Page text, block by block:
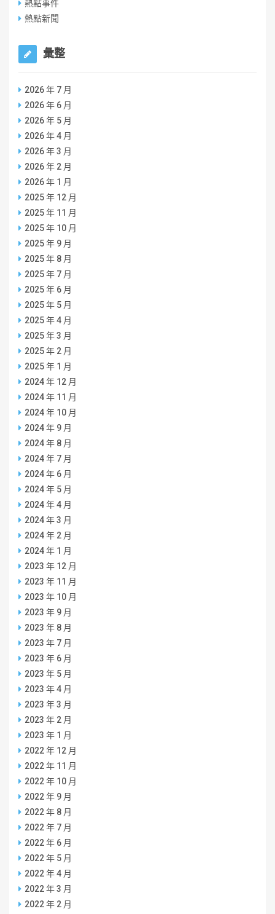
熱點事件
熱點新聞
彙整
2026 年 7 月
2026 年 6 月
2026 年 5 月
2026 年 4 月
2026 年 3 月
2026 年 2 月
2026 年 1 月
2025 年 12 月
2025 年 11 月
2025 年 10 月
2025 年 9 月
2025 年 8 月
2025 年 7 月
2025 年 6 月
2025 年 5 月
2025 年 4 月
2025 年 3 月
2025 年 2 月
2025 年 1 月
2024 年 12 月
2024 年 11 月
2024 年 10 月
2024 年 9 月
2024 年 8 月
2024 年 7 月
2024 年 6 月
2024 年 5 月
2024 年 4 月
2024 年 3 月
2024 年 2 月
2024 年 1 月
2023 年 12 月
2023 年 11 月
2023 年 10 月
2023 年 9 月
2023 年 8 月
2023 年 7 月
2023 年 6 月
2023 年 5 月
2023 年 4 月
2023 年 3 月
2023 年 2 月
2023 年 1 月
2022 年 12 月
2022 年 11 月
2022 年 10 月
2022 年 9 月
2022 年 8 月
2022 年 7 月
2022 年 6 月
2022 年 5 月
2022 年 4 月
2022 年 3 月
2022 年 2 月